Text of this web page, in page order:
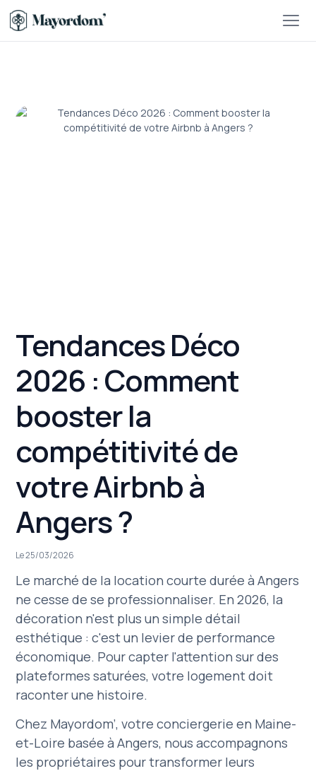
Tendances Déco
2026 : Comment
booster la
compétitivité de
votre Airbnb à
Angers ?
Le 25/03/2026
Le marché de la location courte durée à Angers
ne cesse de se professionnaliser. En 2026, la
décoration n'est plus un simple détail
esthétique : c'est un levier de performance
économique. Pour capter l'attention sur des
plateformes saturées, votre logement doit
raconter une histoire.
Chez Mayordom’, votre conciergerie en Maine-
et-Loire basée à Angers, nous accompagnons
les propriétaires pour transformer leurs